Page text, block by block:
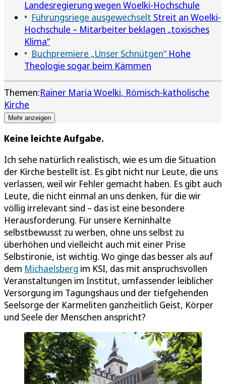
Landesregierung wegen Woelki-Hochschule
Führungsriege ausgewechselt Streit an Woelki-
Hochschule – Mitarbeiter beklagen „toxisches
Klima“
Buchpremiere „Unser Schnütgen“ Hohe
Theologie sogar beim Kämmen
Themen:Rainer Maria Woelki Römisch-katholische
Kirche
Mehr anzeigen
Keine leichte Aufgabe.
Ich sehe natürlich realistisch, wie es um die Situation
der Kirche bestellt ist. Es gibt nicht nur Leute, die uns
verlassen, weil wir Fehler gemacht haben. Es gibt auch
Leute, die nicht einmal an uns denken, für die wir
völlig irrelevant sind – das ist eine besondere
Herausforderung. Für unsere Kerninhalte
selbstbewusst zu werben, ohne uns selbst zu
überhöhen und vielleicht auch mit einer Prise
Selbstironie, ist wichtig. Wo ginge das besser als auf
dem Michaelsberg im KSI, das mit anspruchsvollen
Veranstaltungen im Institut, umfassender leiblicher
Versorgung im Tagungshaus und der tiefgehenden
Seelsorge der Karmeliten ganzheitlich Geist, Körper
und Seele der Menschen anspricht?